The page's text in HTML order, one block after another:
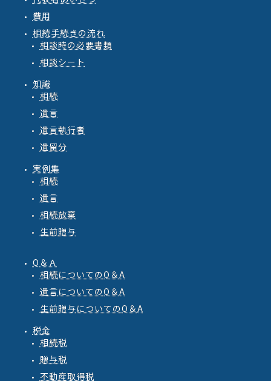
費用
相続手続きの流れ
相談時の必要書類
相談シート
知識
相続
遺言
遺言執行者
遺留分
実例集
相続
遺言
相続放棄
生前贈与
Q＆Ａ
相続についてのQ ＆A
遺言についてのQ ＆A
生前贈与についてのQ ＆A
税金
相続税
贈与税
不動産取得税